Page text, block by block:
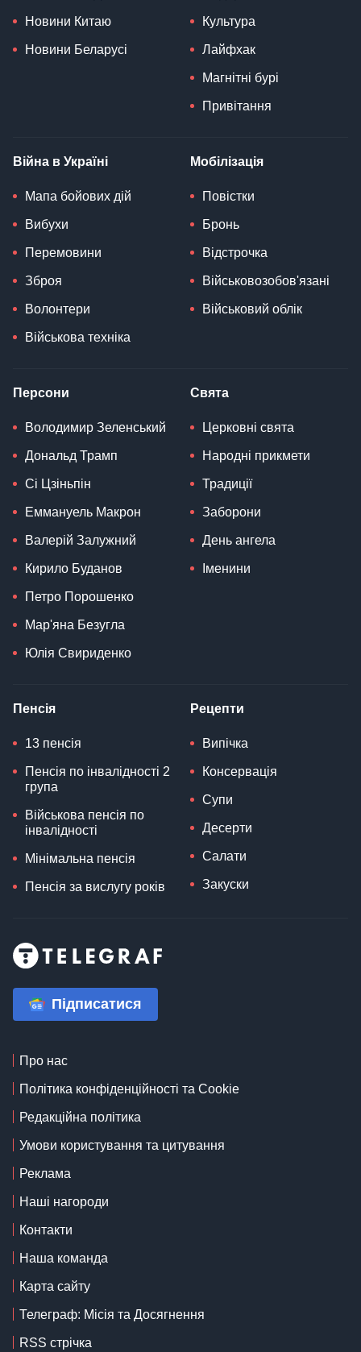
Новини Китаю
Новини Беларусі
Культура
Лайфхак
Магнітні бурі
Привітання
Війна в Україні
Мапа бойових дій
Вибухи
Перемовини
Зброя
Волонтери
Військова техніка
Мобілізація
Повістки
Бронь
Відстрочка
Військовозобов'язані
Військовий облік
Персони
Володимир Зеленський
Дональд Трамп
Сі Цзіньпін
Еммануель Макрон
Валерій Залужний
Кирило Буданов
Петро Порошенко
Мар'яна Безугла
Юлія Свириденко
Свята
Церковні свята
Народні прикмети
Традиції
Заборони
День ангела
Іменини
Пенсія
13 пенсія
Пенсія по інвалідності 2
група
Військова пенсія по
інвалідності
Мінімальна пенсія
Пенсія за вислугу років
Рецепти
Випічка
Консервація
Супи
Десерти
Салати
Закуски
Підписатися
Про нас
Політика конфіденційності та Cookie
Редакційна політика
Умови користування та цитування
Реклама
Наші нагороди
Контакти
Наша команда
Карта сайту
Телеграф: Місія та Досягнення
RSS стрічка